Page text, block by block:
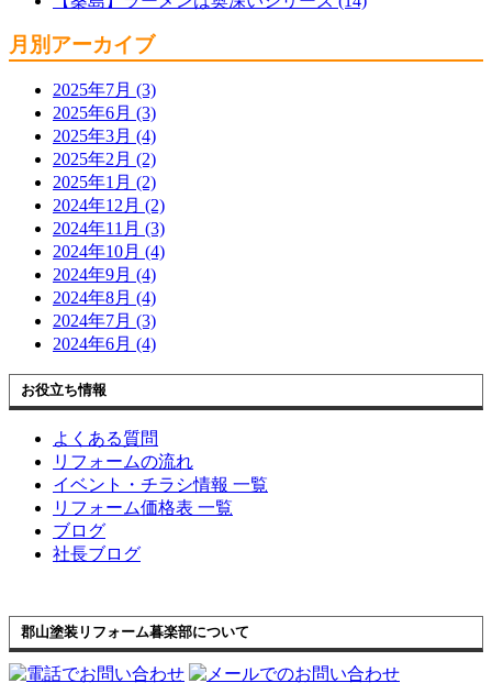
月別アーカイブ
2025年7月 (3)
2025年6月 (3)
2025年3月 (4)
2025年2月 (2)
2025年1月 (2)
2024年12月 (2)
2024年11月 (3)
2024年10月 (4)
2024年9月 (4)
2024年8月 (4)
2024年7月 (3)
2024年6月 (4)
お役立ち情報
よくある質問
リフォームの流れ
イベント・チラシ情報 一覧
リフォーム価格表 一覧
ブログ
社長ブログ
郡山塗装リフォーム暮楽部について